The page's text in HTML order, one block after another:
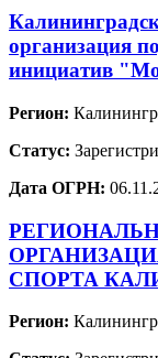
организация
инициатив
Регион:
Статус:
Дата ОГРН:
СПОРТА
Регион: